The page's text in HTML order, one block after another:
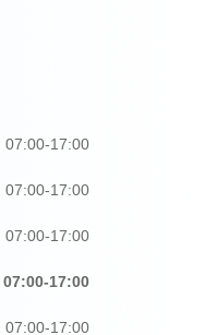
07:00-17:00
07:00-17:00
07:00-17:00
07:00-17:00
07:00-17:00